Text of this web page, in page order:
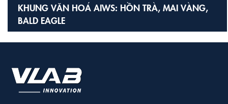
KHUNG VĂN HOÁ AIWS: HỒN TRÀ, MAI VÀNG,
BALD EAGLE